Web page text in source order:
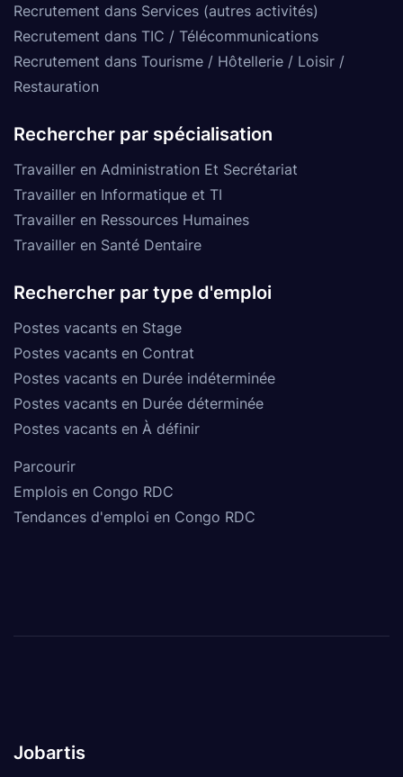
Recrutement dans Services (autres activités)
Recrutement dans TIC / Télécommunications
Recrutement dans Tourisme / Hôtellerie / Loisir /
Restauration
Rechercher par spécialisation
Travailler en Administration Et Secrétariat
Travailler en Informatique et TI
Travailler en Ressources Humaines
Travailler en Santé Dentaire
Rechercher par type d'emploi
Postes vacants en Stage
Postes vacants en Contrat
Postes vacants en Durée indéterminée
Postes vacants en Durée déterminée
Postes vacants en À définir
Parcourir
Emplois en Congo RDC
Tendances d'emploi en Congo RDC
Jobartis